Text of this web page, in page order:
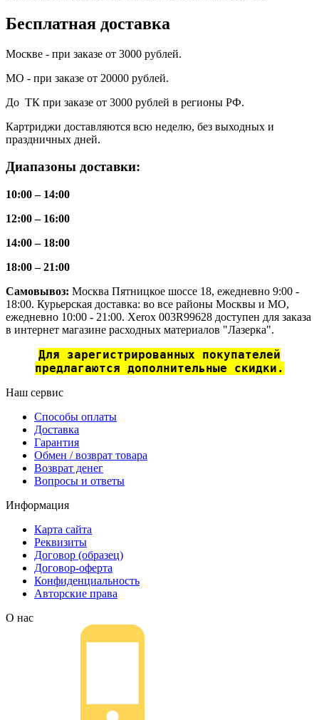
Бесплатная доставка
Москве - при заказе от 3000 рублей.
МО - при заказе от 20000 рублей.
До ТК при заказе от 3000 рублей в регионы РФ.
Картриджи доставляются всю неделю, без выходных и
праздничных дней.
Диапазоны доставки:
10:00 – 14:00
12:00 – 16:00
14:00 – 18:00
18:00 – 21:00
Самовывоз: Москва Пятницкое шоссе 18, ежедневно 9:00 -
18:00. Курьерская доставка: во все районы Москвы и МО,
ежедневно 10:00 - 21:00. Xerox 003R99628 доступен для заказа
в интернет магазине расходных материалов "Лазерка".
Для зарегистрированных покупателей
предлагаются дополнительные скидки.
Наш сервис
Способы оплаты
Доставка
Гарантия
Обмен / возврат товара
Возврат денег
Вопросы и ответы
Информация
Карта сайта
Реквизиты
Договор (образец)
Договор-оферта
Конфиденциальность
Авторские права
О нас